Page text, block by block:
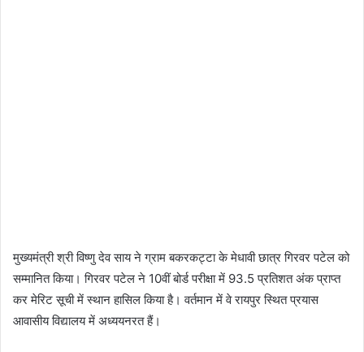
मुख्यमंत्री श्री विष्णु देव साय ने ग्राम बकरकट्टा के मेधावी छात्र गिरवर पटेल को
सम्मानित किया। गिरवर पटेल ने 10वीं बोर्ड परीक्षा में 93.5 प्रतिशत अंक प्राप्त
कर मेरिट सूची में स्थान हासिल किया है। वर्तमान में वे रायपुर स्थित प्रयास
आवासीय विद्यालय में अध्ययनरत हैं।